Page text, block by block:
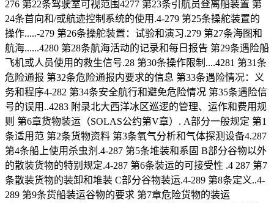
276 第22条驾驶室可视范围4277 第23条引航员登离船装置 第
24条首向和/或航迹控制系统的使用.4-279 第25条操舵装置的
操作.....-279 第26条操舵装置：试验和演习.279 第27条海图和
航海......4280 第28条航海活动的记录和每日报告 第29条遇险船
飞机或人员使用的救生信号.28 第30条操作限制....4281 第31条
危险通报 第32条危险通报内要求的信息 第33条遇险情况：义
务和程序4-282 第34条安全航行和避免危险情况 第35条遇险信
号的误用..4283 附录北大西洋冰区巡逻的管理、运作和费用规
则 第6章货物装运（SOLAS公约第V章）. A部分一般规定 第1
条适用范 第2条货物资料 第3条氧气分析和气体探测设备4.287
第4条船上使用杀虫剂.4-287 第5条堆装和系固 B部分谷物以外
的散装货物的特别规定.4-287 第6条装运的可接受性 .4 287 第7
条散装货物的装卸和堆装 C部分谷物装运.4-289 第8条定义..4-
289 第9条货船装运谷物的要求 第7章危险货物的装运